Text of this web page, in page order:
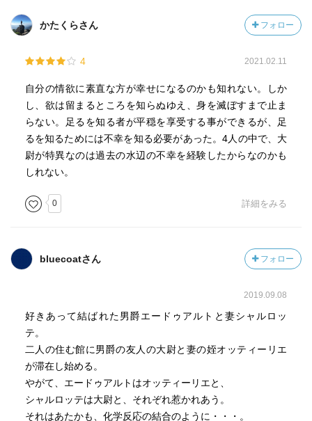
かたくらさん フォロー
4 2021.02.11
自分の情欲に素直な方が幸せになるのかも知れない。しか
し、欲は留まるところを知らぬゆえ、身を滅ぼすまで止ま
らない。足るを知る者が平穏を享受する事ができるが、足
るを知るためには不幸を知る必要があった。4人の中で、大
尉が特異なのは過去の水辺の不幸を経験したからなのかも
しれない。
0 詳細をみる
bluecoatさん フォロー
2019.09.08
好きあって結ばれた男爵エードゥアルトと妻シャルロッ
テ。
二人の住む館に男爵の友人の大尉と妻の姪オッティーリエ
が滞在し始める。
やがて、エードゥアルトはオッティーリエと、
シャルロッテは大尉と、それぞれ惹かれあう。
それはあたかも、化学反応の結合のように・・・。